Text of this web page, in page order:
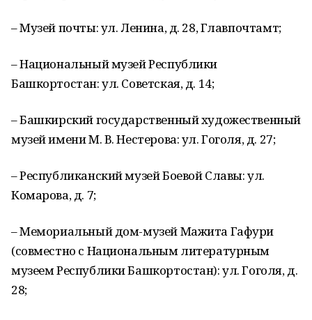
– Музей почты: ул. Ленина, д. 28, Главпочтамт;
– Национальный музей Республики
Башкортостан: ул. Советская, д. 14;
– Башкирский государственный художественный
музей имени М. В. Нестерова: ул. Гоголя, д. 27;
– Республиканский музей Боевой Славы: ул.
Комарова, д. 7;
– Мемориальный дом-музей Мажита Гафури
(совместно с Национальным литературным
музеем Республики Башкортостан): ул. Гоголя, д.
28;